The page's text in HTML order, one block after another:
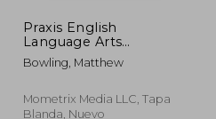
Praxis English
Language Arts
Content Knowledge
5038 Secrets Study
Practice Test, Step-By-
Step Video Tutorials:
Bowling, Matthew
Mometrix Media LLC, Tapa
Blanda, Nuevo